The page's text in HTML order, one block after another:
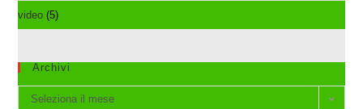
video (5)
Archivi
Archivi
Seleziona il mese